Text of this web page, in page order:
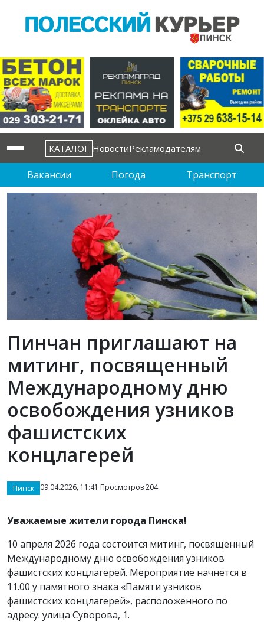
КАТАЛОГ НовостиРекламодателям
Вакансии Погода Транспорт
Пинчан приглашают на
митинг, посвященный
Международному дню
освобождения узников
фашистских
концлагерей
Пинск 09.04.2026, 11:41 Просмотров 204
Уважаемые жители города Пинска!
10 апреля 2026 года состоится митинг, посвященный
Международному дню освобождения узников
фашистских концлагерей. Мероприятие начнется в
11.00 у памятного знака «Памяти узников
фашистских концлагерей», расположенного по
адресу: улица Суворова, 1.